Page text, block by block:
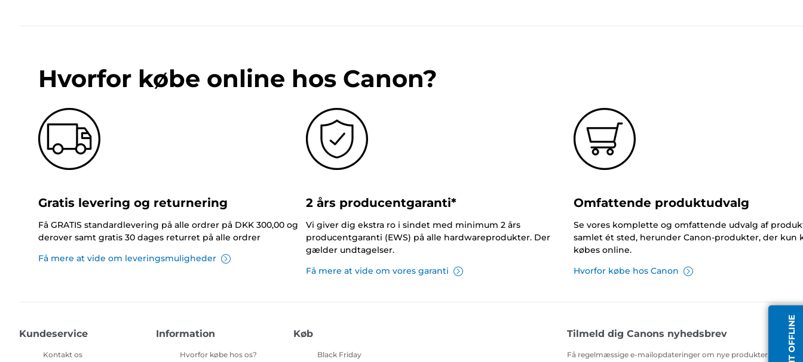
Hvorfor købe online hos Canon?
Gratis levering og returnering
Få GRATIS standardlevering på alle ordrer på DKK 300,00 og
derover samt gratis 30 dages returret på alle ordrer
Få mere at vide om leveringsmuligheder
2 års producentgaranti*
Vi giver dig ekstra ro i sindet med minimum 2 års
producentgaranti (EWS) på alle hardwareprodukter. Der
gælder undtagelser.
Få mere at vide om vores garanti
Omfattende produktudvalg
Se vores komplette og omfattende udvalg af
samlet ét sted, herunder Canon-produkter, der kun
købes online.
Hvorfor købe hos Canon
Kundeservice
Kontakt os
Information
Hvorfor købe hos os?
Køb
Black Friday
Tilmeld dig Canons nyhedsbrev
Få regelmæssige e-mailopdateringer om nye produkter, nyttige